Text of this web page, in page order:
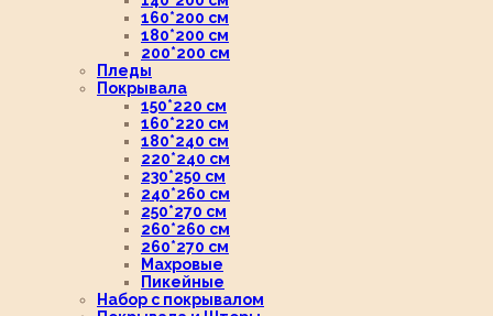
160*200 см
180*200 см
200*200 см
Пледы
Покрывала
150*220 см
160*220 см
180*240 см
220*240 см
230*250 см
240*260 см
250*270 см
260*260 см
260*270 см
Махровые
Пикейные
Набор с покрывалом